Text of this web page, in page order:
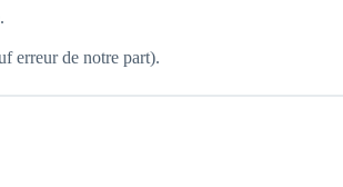
erreur de notre part).